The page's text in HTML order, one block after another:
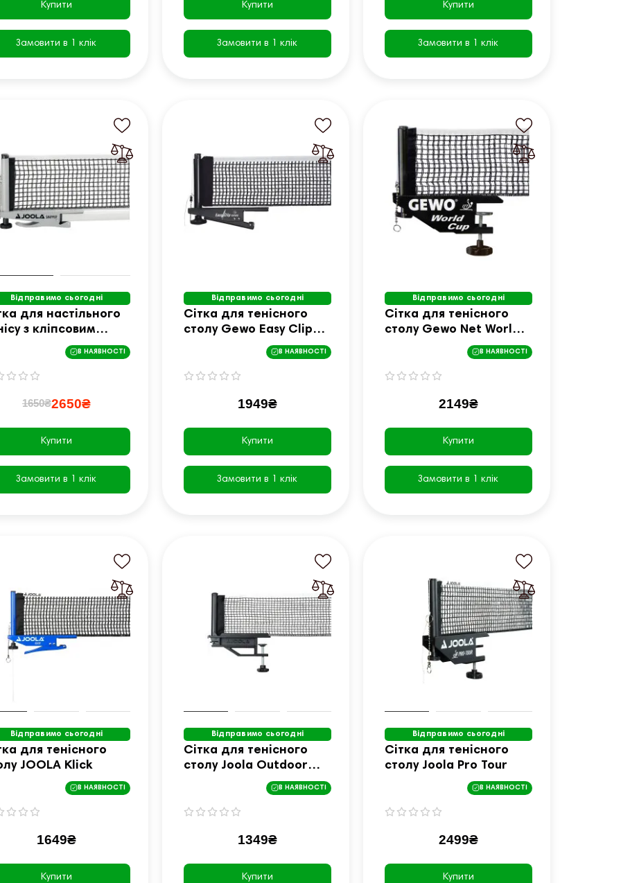
Купити
Замовити в 1 клік
Купити
Замовити в 1 клік
Купити
Замовити в 1 клік
Відправимо сьогодні
для настільного
з кліпсовим
Joola
В НАЯВНОСТІ
1650₴2650₴
Купити
Замовити в 1 клік
Відправимо сьогодні
Сітка для тенісного
столу Gewo Easy Clip
В НАЯВНОСТІ
1949₴
Купити
Замовити в 1 клік
Відправимо сьогодні
Сітка для тенісного
столу Gewo Net World
Cup ITTF 19910000
В НАЯВНОСТІ
2149₴
Купити
Замовити в 1 клік
Відправимо сьогодні
для тенісного
JOOLA Klick
В НАЯВНОСТІ
1649₴
Купити
Відправимо сьогодні
Сітка для тенісного
столу Joola Outdoor
Weatherproof
В НАЯВНОСТІ
1349₴
Купити
Відправимо сьогодні
Сітка для тенісного
столу Joola Pro Tour
В НАЯВНОСТІ
2499₴
Купити